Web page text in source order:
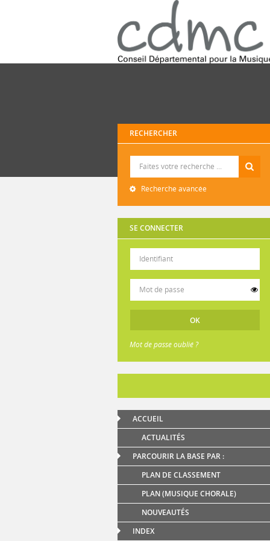
RECHERCHER
Recherche avancée
SE CONNECTER
Mot de passe oublié ?
ACCUEIL
ACTUALITÉS
PARCOURIR LA BASE PAR :
PLAN DE CLASSEMENT
PLAN (MUSIQUE CHORALE)
NOUVEAUTÉS
INDEX